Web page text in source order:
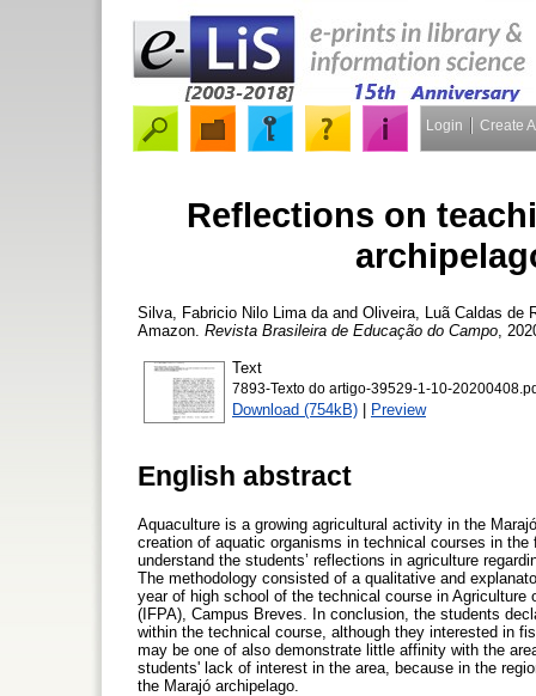
Login Create
Reflections on
Silva, Fabricio Nilo Lima da and Oliveira, Luã Caldas de
Amazon. Revista Brasileira de Educação do Campo ,
Text
7893-Texto do artigo-39529-1-10-
Download (754kB) | Preview
English abstract
Aquaculture is a growing agricultural activity in the
creation of aquatic organisms in technical courses in
understand the students’ reflections in agriculture
The methodology consisted of a qualitative and
year of high school of the technical course in
(IFPA), Campus Breves. In conclusion, the students
within the technical course, although they interested in
may be one of also demonstrate little affinity with the
students' lack of interest in the area, because in the
the Marajó archipelago.